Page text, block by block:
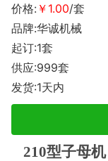
价格: ￥1.00/套
品牌:华诚机械
起订:1套
供应:999套
发货:1天内
210型子母机